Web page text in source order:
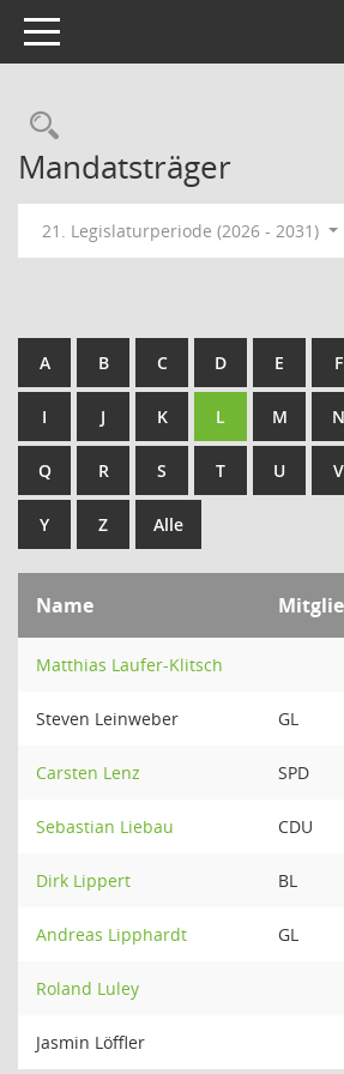
Toggle navigation
Rechercheauswahl
Mandatsträger
21. Legislaturperiode (2026 - 2031)
A B C D E F
I J K L M N
Q R S T U V
Y Z Alle
Name
Matthias Laufer-Klitsch
Steven Leinweber GL
Carsten Lenz SPD
Sebastian Liebau CDU
Dirk Lippert BL
Andreas Lipphardt GL
Roland Luley
Jasmin Löffler